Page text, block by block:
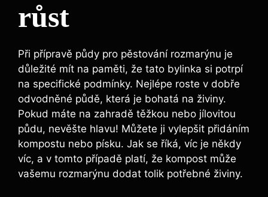
růst
Při‌ přípravě půdy pro pěstování rozmarýnu je
důležité ⁢mít na paměti, že tato bylinka si potrpí
‌na specifické podmínky. Nejlépe roste v dobře
⁢odvodněné půdě, která⁢ je bohatá na živiny.
Pokud máte na zahradě těžkou nebo jílovitou
půdu, ​nevěšte ‌hlavu! Můžete ji vylepšit přidáním
kompostu nebo písku.⁢ Jak se ⁣říká, víc je někdy
víc, a v tomto případě platí, že kompost může
vašemu rozmarýnu dodat⁣ tolik potřebné‍ živiny.